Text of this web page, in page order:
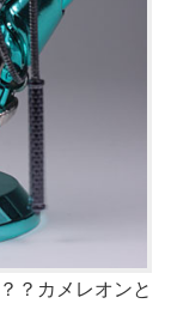
？？カメレオンと